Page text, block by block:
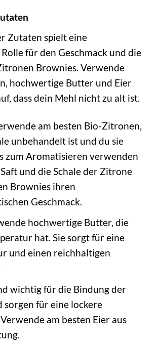
Zutaten spielt eine
für den Geschmack und die
Brownies. Verwende
hochwertige Butter und Eier
dass dein Mehl nicht zu alt ist.
am besten Bio-Zitronen,
unbehandelt ist und du sie
zum Aromatisieren verwenden
und die Schale der Zitrone
Brownies ihren
Geschmack.
hochwertige Butter, die
hat. Sie sorgt für eine
und einen reichhaltigen
wichtig für die Bindung der
sorgen für eine lockere
am besten Eier aus